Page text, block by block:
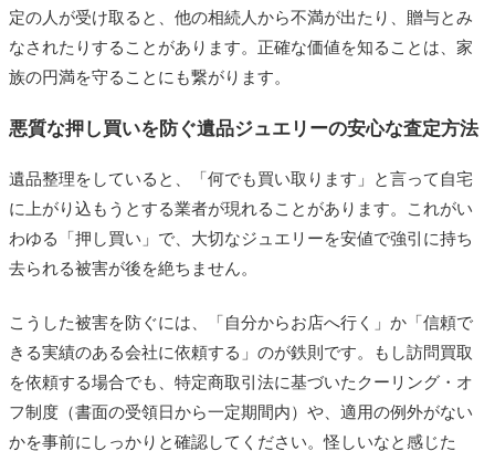
定の人が受け取ると、他の相続人から不満が出たり、贈与とみ
なされたりすることがあります。正確な価値を知ることは、家
族の円満を守ることにも繋がります。
悪質な押し買いを防ぐ遺品ジュエリーの安心な査定方法
遺品整理をしていると、「何でも買い取ります」と言って自宅
に上がり込もうとする業者が現れることがあります。これがい
わゆる「押し買い」で、大切なジュエリーを安値で強引に持ち
去られる被害が後を絶ちません。
こうした被害を防ぐには、
「自分からお店へ行く」か「信頼で
きる実績のある会社に依頼する」 のが鉄則です。もし訪問買取
を依頼する場合でも、特定商取引法に基づいたクーリング・オ
フ制度（書面の受領日から一定期間内）や、適用の例外がない
かを事前にしっかりと確認してください。怪しいなと感じた